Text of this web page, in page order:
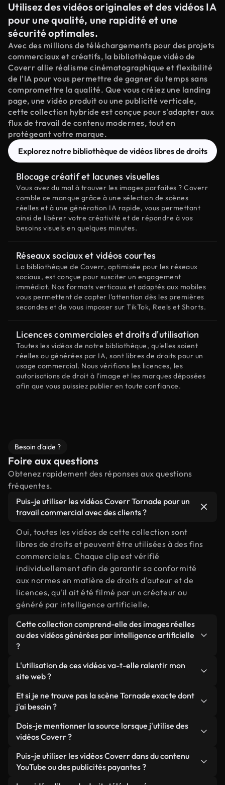
Utilisez des vidéos originales et des vidéos IA
pour une qualité, une rapidité et une
sécurité optimales.
Avec des millions de téléchargements pour des projets
commerciaux et créatifs, la bibliothèque vidéo de
Coverr allie réalisme cinématographique et flexibilité
de l'IA pour vous permettre de gagner du temps sans
compromettre la qualité. Que vous créiez une landing
page, une vidéo produit ou une publicité verticale,
cette collection hybride est conçue pour s'adapter aux
flux de travail de contenu modernes, tout en
protégeant votre marque.
Explorez notre bibliothèque de vidéos libres de droits
Blocage créatif et lacunes visuelles
Vous avez du mal à trouver les images parfaites ? Coverr
comble ce manque grâce à une sélection de scènes
réelles et à une génération IA rapide, vous permettant
ainsi de libérer votre créativité et de répondre à vos
besoins visuels en quelques minutes.
Réseaux sociaux et vidéos courtes
La bibliothèque de Coverr, optimisée pour les réseaux
sociaux, est conçue pour susciter un engagement
immédiat. Nos formats verticaux et adaptés aux mobiles
vous permettent de capter l'attention dès les premières
secondes et de vous imposer sur TikTok, Reels et Shorts.
Licences commerciales et droits d'utilisation
Toutes les vidéos de notre bibliothèque, qu'elles soient
réelles ou générées par IA, sont libres de droits pour un
usage commercial. Nous vérifions les licences, les
autorisations de droit à l'image et les marques déposées
afin que vous puissiez publier en toute confiance.
Besoin d'aide ?
Foire aux questions
Obtenez rapidement des réponses aux questions
fréquentes.
Puis-je utiliser les vidéos Coverr Tornade pour un
travail commercial avec des clients ?
Oui, toutes les vidéos de cette collection sont
libres de droits et peuvent être utilisées à des fins
commerciales. Chaque clip est vérifié
individuellement afin de garantir sa conformité
aux normes en matière de droits d'auteur et de
licences, qu'il ait été filmé par un créateur ou
généré par intelligence artificielle.
Cette collection comprend-elle des images réelles
ou des vidéos générées par intelligence artificielle
?
Les deux. Il s'agit d'une bibliothèque hybride
composée de véritables images filmées par des
générées par IA. Chaque vidéo est clairement
identifiée afin que vous sachiez toujours ce que
vous utilisez.
L'utilisation de ces vidéos va-t-elle ralentir mon
site web ?
Sauf si vous choisissez nos versions optimisées.
Nous proposons des formats légers, prêts pour le
ils conservent une qualité élevée tout en
minimisant les temps de chargement et en
améliorant des indicateurs comme le LCP.
Et si je ne trouve pas la scène Tornade exacte dont
j'ai besoin ?
Vous pouvez en créer une instantanément avec
Coverr AI Studio. Il vous suffit de décrire la scène,
Studio générera en quelques secondes une vidéo
personnalisée conforme à nos normes de licence.
Dois-je mentionner la source lorsque j'utilise des
vidéos Coverr ?
Aucune attribution n'est requise. Toutes les vidéos
de notre bibliothèque sont libres de droits et
Puis-je utiliser les vidéos Coverr dans du contenu
YouTube ou des publicités payantes ?
Oui. Toutes les séquences vidéo de Coverr peuvent